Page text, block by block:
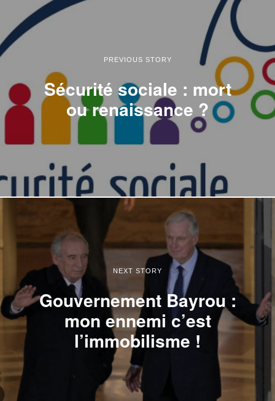
PREVIOUS STORY
Sécurité sociale : mort
ou renaissance ?
NEXT STORY
Gouvernement Bayrou :
mon ennemi c’est
l’immobilisme !